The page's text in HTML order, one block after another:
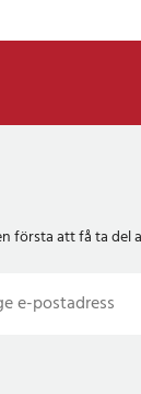
första att få ta del